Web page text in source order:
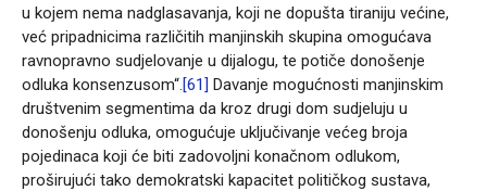
u kojem nema nadglasavanja, koji ne dopušta tiraniju većine,
već pripadnicima različitih manjinskih skupina omogućava
ravnopravno sudjelovanje u dijalogu, te potiče donošenje
odluka konsenzusom“. [61] Davanje mogućnosti manjinskim
društvenim segmentima da kroz drugi dom sudjeluju u
donošenju odluka, omogućuje uključivanje većeg broja
pojedinaca koji će biti zadovoljni konačnom odlukom,
proširujući tako demokratski kapacitet političkog sustava,